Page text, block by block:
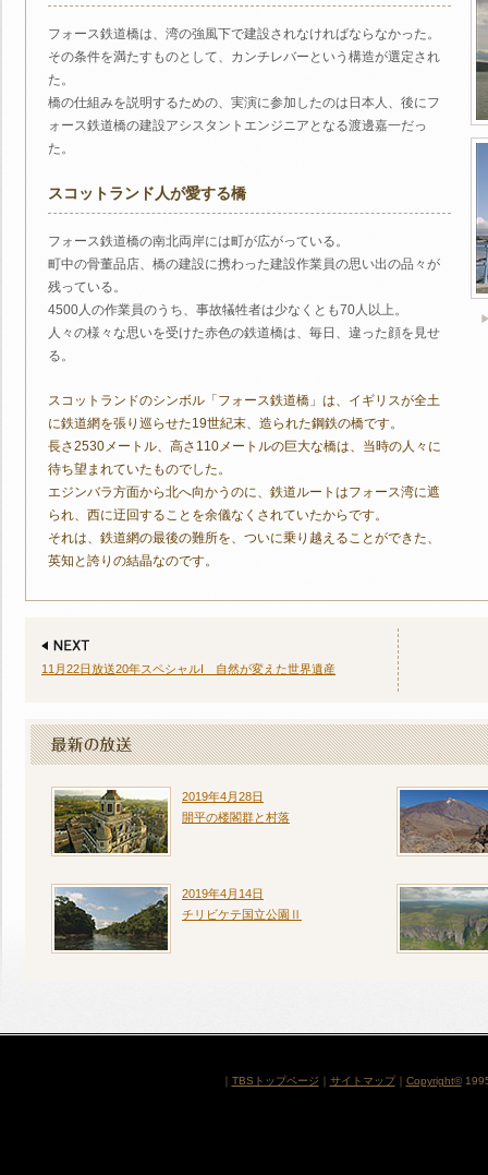
フォース鉄道橋は、湾の強風下で建設されなければならなかった。
その条件を満たすものとして、カンチレバーという構造が選定され
た。
橋の仕組みを説明するための、実演に参加したのは日本人、後にフ
ォース鉄道橋の建設アシスタントエンジニアとなる渡邊嘉一だっ
た。
スコットランド人が愛する橋
フォース鉄道橋の南北両岸には町が広がっている。
町中の骨董品店、橋の建設に携わった建設作業員の思い出の品々が
残っている。
4500人の作業員のうち、事故犠牲者は少なくとも70人以上。
人々の様々な思いを受けた赤色の鉄道橋は、毎日、違った顔を見せ
る。
スコットランドのシンボル「フォース鉄道橋」は、イギリスが全土
に鉄道網を張り巡らせた19世紀末、造られた鋼鉄の橋です。
長さ2530メートル、高さ110メートルの巨大な橋は、当時の人々に
待ち望まれていたものでした。
エジンバラ方面から北へ向かうのに、鉄道ルートはフォース湾に遮
られ、西に迂回することを余儀なくされていたからです。
それは、鉄道網の最後の難所を、ついに乗り越えることができた、
英知と誇りの結晶なのです。
11月22日放送20年スペシャルI 自然が変えた世界遺産
2019年4月28日
開平の楼閣群と村落
2019年4月14日
チリビケテ国立公園Ⅱ
TBSトップページ サイトマップ｜ Copyright©